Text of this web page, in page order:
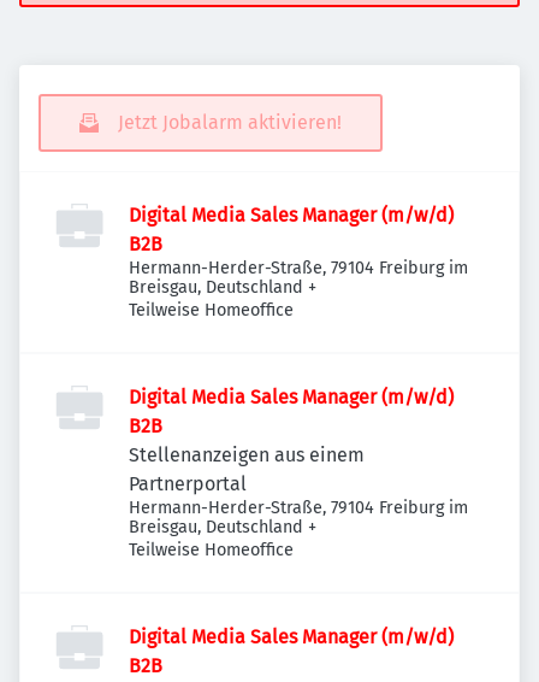
Jetzt Jobalarm aktivieren!
Digital Media Sales Manager (m/w/d)
B2B
Hermann-Herder-Straße, 79104 Freiburg im
Breisgau, Deutschland +
Teilweise Homeoffice
Digital Media Sales Manager (m/w/d)
B2B
Stellenanzeigen aus einem
Partnerportal
Hermann-Herder-Straße, 79104 Freiburg im
Breisgau, Deutschland +
Teilweise Homeoffice
Digital Media Sales Manager (m/w/d)
B2B